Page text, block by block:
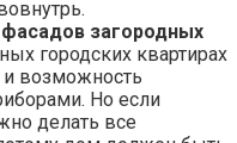
загородных
городских квартирах
и возможность
Но если
делать все